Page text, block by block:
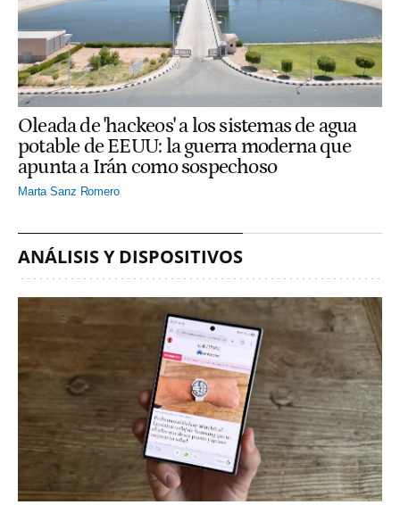
Oleada de 'hackeos' a los sistemas de agua
potable de EEUU: la guerra moderna que
apunta a Irán como sospechoso
Marta Sanz Romero
ANÁLISIS Y DISPOSITIVOS